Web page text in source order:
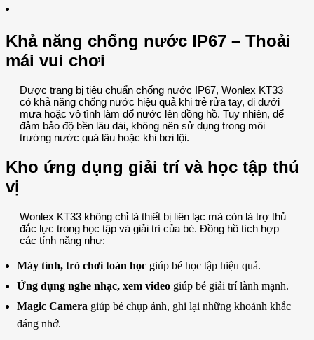
Khả năng chống nước IP67 – Thoải
mái vui chơi
Được trang bị tiêu chuẩn chống nước IP67, Wonlex KT33
có khả năng chống nước hiệu quả khi trẻ rửa tay, đi dưới
mưa hoặc vô tình làm đổ nước lên đồng hồ. Tuy nhiên, để
đảm bảo độ bền lâu dài, không nên sử dụng trong môi
trường nước quá lâu hoặc khi bơi lội.
Kho ứng dụng giải trí và học tập thú
vị
Wonlex KT33 không chỉ là thiết bị liên lạc mà còn là trợ thủ
đắc lực trong học tập và giải trí của bé. Đồng hồ tích hợp
các tính năng như:
Máy tính, trò chơi toán học giúp bé học tập hiệu quả.
Ứng dụng nghe nhạc, xem video giúp bé giải trí lành mạnh.
Magic Camera giúp bé chụp ảnh, ghi lại những khoảnh khắc
đáng nhớ.